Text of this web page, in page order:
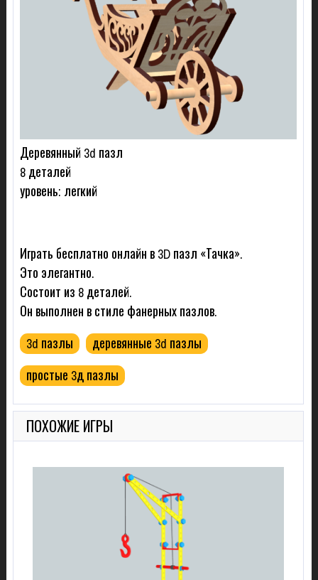
Деревянный 3d пазл
8 деталей
уровень: легкий
Играть бесплатно онлайн в 3D пазл «Тачка».
Это элегантно.
Состоит из 8 деталей.
Он выполнен в стиле фанерных пазлов.
3d пазлы
деревянные 3d пазлы
простые 3д пазлы
ПОХОЖИЕ ИГРЫ